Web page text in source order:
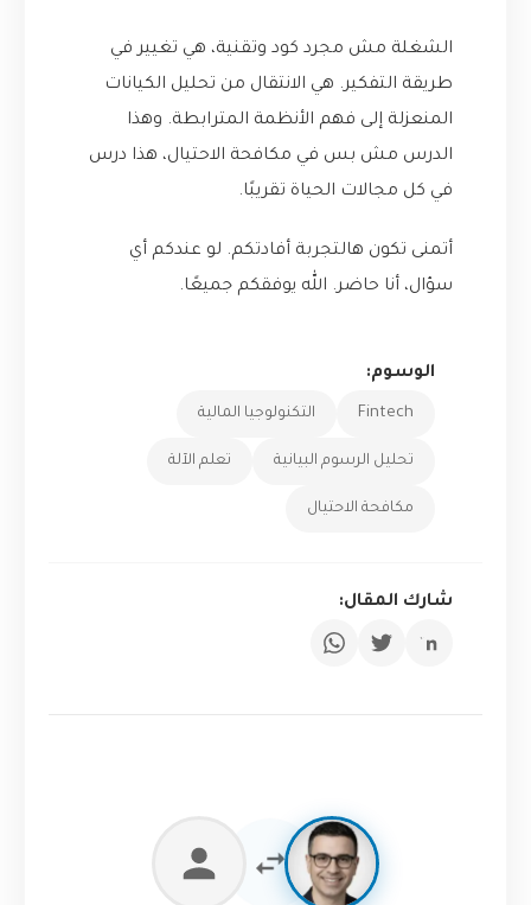
الشغلة مش مجرد كود وتقنية، هي تغيير في
طريقة التفكير. هي الانتقال من تحليل الكيانات
المنعزلة إلى فهم الأنظمة المترابطة. وهذا
الدرس مش بس في مكافحة الاحتيال، هذا درس
في كل مجالات الحياة تقريبًا.
أتمنى تكون هالتجربة أفادتكم. لو عندكم أي
سؤال، أنا حاضر. الله يوفقكم جميعًا.
الوسوم:
Fintech التكنولوجيا المالية
تحليل الرسوم البيانية تعلم الآلة
مكافحة الاحتيال
شارك المقال: